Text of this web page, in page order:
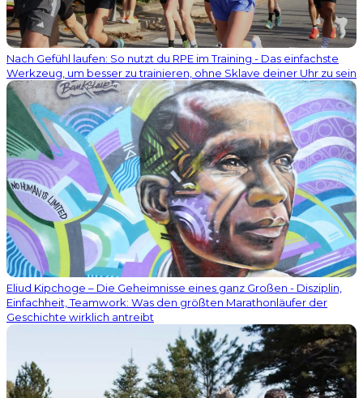
Nach Gefühl laufen: So nutzt du RPE im Training - Das einfachste
Werkzeug, um besser zu trainieren, ohne Sklave deiner Uhr zu sein
Eliud Kipchoge – Die Geheimnisse eines ganz Großen - Disziplin,
Einfachheit, Teamwork: Was den größten Marathonläufer der
Geschichte wirklich antreibt